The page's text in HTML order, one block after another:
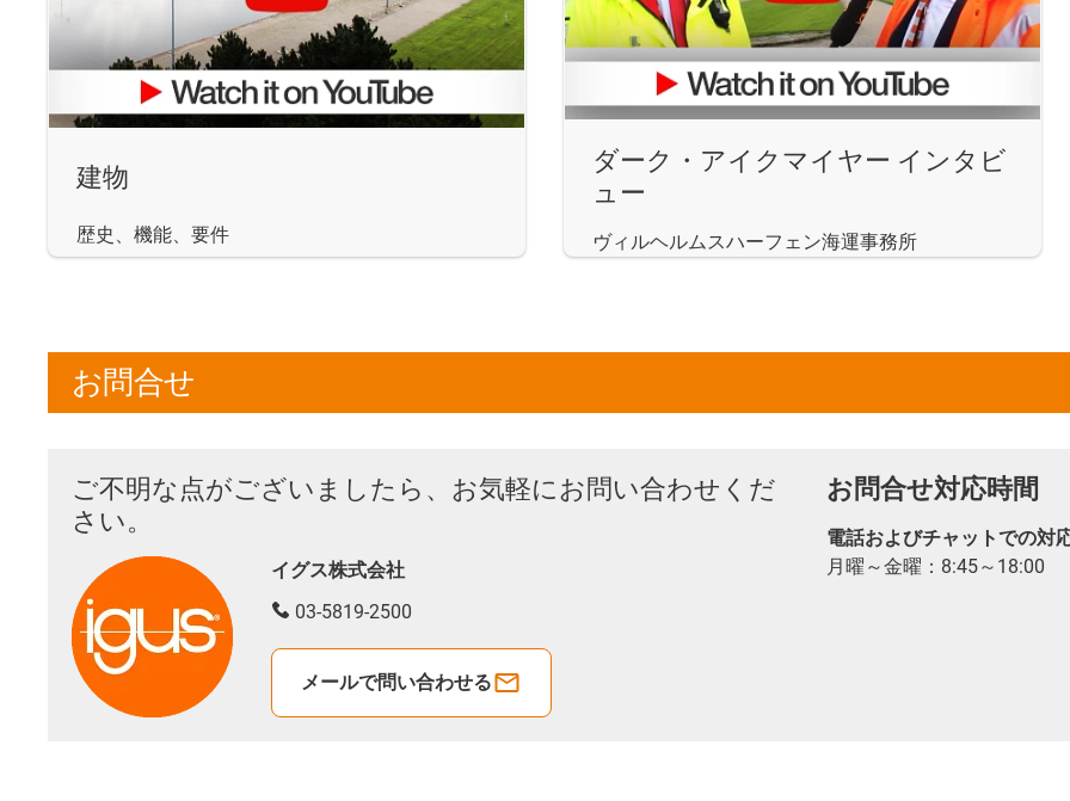
建物
歴史、機能、要件
ダーク・アイクマイヤー インタビ
ュー
ヴィルヘルムスハーフェン海運事務所
お問合せ
ご不明な点がございましたら、お気軽にお問い合わせくだ
さい。
イグス株式会社
03-5819-2500
メールで問い合わせる
お問合せ対応時間
電話およびチャットでの対
月曜～金曜：8:45～18:00